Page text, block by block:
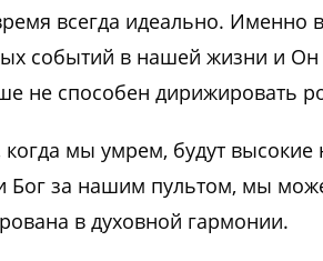
всегда идеально.
событий в нашей жизни и Он
не способен дирижировать
когда мы умрем, будут
Бог за нашим пультом, мы
в духовной гармонии.